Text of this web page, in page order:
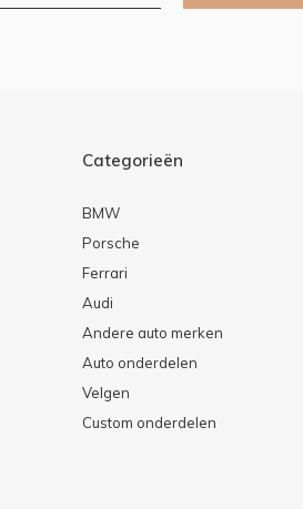
Categorieën
BMW
Porsche
Ferrari
Audi
Andere auto merken
Auto onderdelen
Velgen
Custom onderdelen